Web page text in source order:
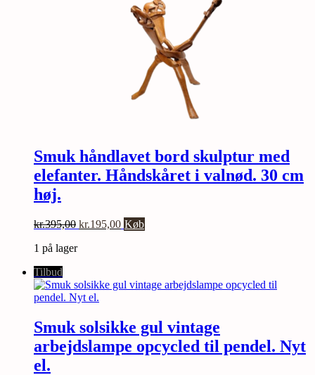
Smuk håndlavet bord skulptur med
elefanter. Håndskåret i valnød. 30 cm
høj.
kr.395,00 Den
kr.195,00Den
Køb
1 på lager
Tilbud
Smuk solsikke gul vintage
arbejdslampe opcycled til pendel. Nyt
el.